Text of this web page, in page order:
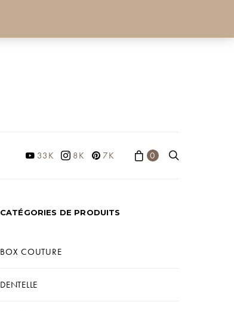
33K 8K 7K 0
CATÉGORIES DE PRODUITS
BOX COUTURE
DENTELLE